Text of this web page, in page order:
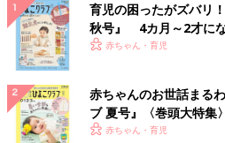
育児の困ったがズバリ
秋号』 4カ月～2才に
いっぱい！
赤ちゃん・育児
赤ちゃんのお世話まる
ブ 夏号』〈巻頭大特集
く！ おっぱい・ミルク
赤ちゃん・育児